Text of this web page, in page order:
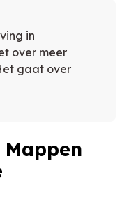
in
over meer
gaat over